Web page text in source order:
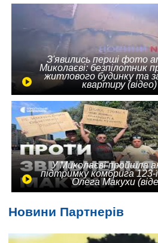
З'явились перші фото
Миколаєві: безпілотник
житлового будинку та
квартиру (відео)
У Миколаєві пройшла
підтримку комбрига 123-
Олега Макухи